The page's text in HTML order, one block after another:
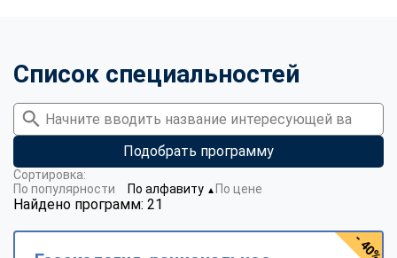
Список специальностей
Подобрать программу
Найдено программ: 21
Сортировка:
По популярности
По алфавиту ▼ По цене
- 40%